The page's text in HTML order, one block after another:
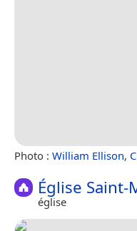
Photo : William Ellison,
Église
église